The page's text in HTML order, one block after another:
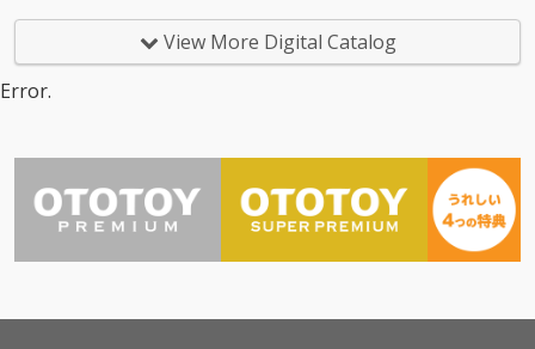
ンとして収録される。
Disc1（リード楽曲）の
た草野華余子が担当し
ている。
ンとして収録される。
Disc1（リード楽曲）の
レクションを行ってき
た草野華余子が担当し
ている。
NG PARADE SO LON
G!!」と11人体制での新
NG PARADE SO LON
G!!」と11人体制での新
View More Digital Catalog
Error.